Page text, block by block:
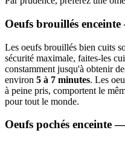
Oeufs brouillés
Les oeufs brouillés bien cuits
sécurité maximale, faites-les
constamment jusqu'à obtenir
environ 5 à 7 minutes. Les
à peine pris, comportent le
pour tout le monde.
Oeufs pochés enceinte